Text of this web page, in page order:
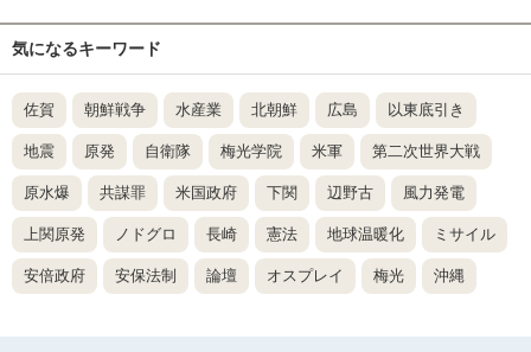
気になるキーワード
佐賀 朝鮮戦争 水産業 北朝鮮 広島 以東底引き
地震 原発 自衛隊 梅光学院 米軍 第二次世界大戦
原水爆 共謀罪 米国政府 下関 辺野古 風力発電
上関原発 ノドグロ 長崎 憲法 地球温暖化 ミサイル
安倍政府 安保法制 論壇 オスプレイ 梅光 沖縄